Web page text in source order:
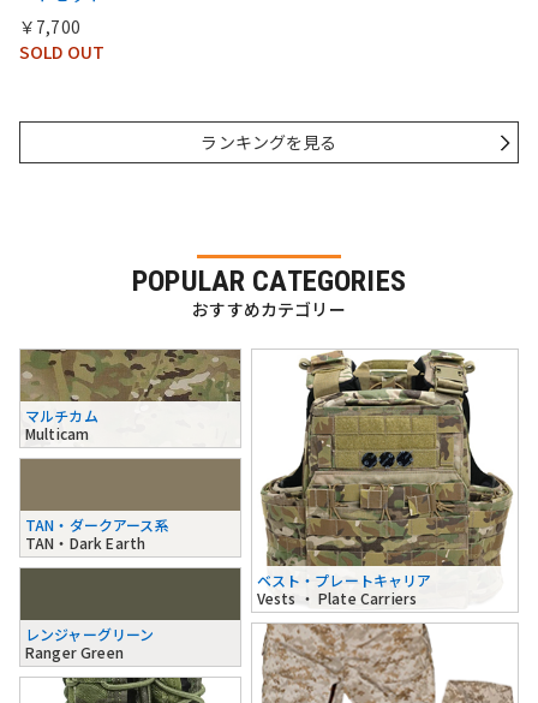
￥7,700
SOLD OUT
ランキングを見る
POPULAR CATEGORIES
おすすめカテゴリー
マルチカム
Multicam
TAN・ダークアース系
TAN・Dark Earth
レンジャーグリーン
Ranger Green
ベスト・プレートキャリア
Vests ・ Plate Carriers